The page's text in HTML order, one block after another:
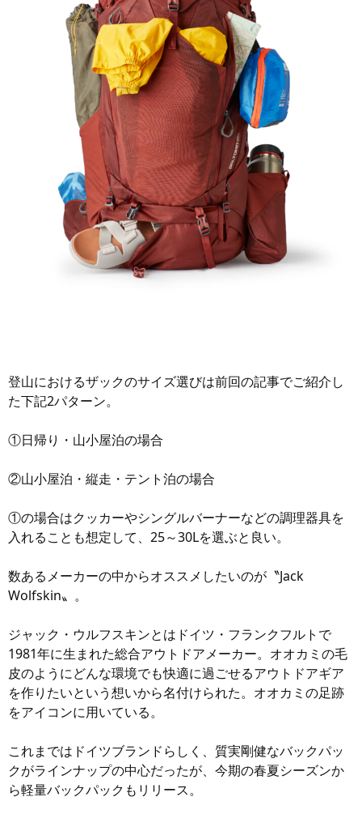
登山におけるザックのサイズ選びは前回の記事でご紹介し
た下記2パターン。
①日帰り・山小屋泊の場合
②山小屋泊・縦走・テント泊の場合
①の場合はクッカーやシングルバーナーなどの調理器具を
入れることも想定して、25～30Lを選ぶと良い。
数あるメーカーの中からオススメしたいのが〝Jack
Wolfskin〟。
ジャック・ウルフスキンとはドイツ・フランクフルトで
1981年に生まれた総合アウトドアメーカー。オオカミの毛
皮のようにどんな環境でも快適に過ごせるアウトドアギア
を作りたいという想いから名付けられた。オオカミの足跡
をアイコンに用いている。
これまではドイツブランドらしく、質実剛健なバックパッ
クがラインナップの中心だったが、今期の春夏シーズンか
ら軽量バックパックもリリース。